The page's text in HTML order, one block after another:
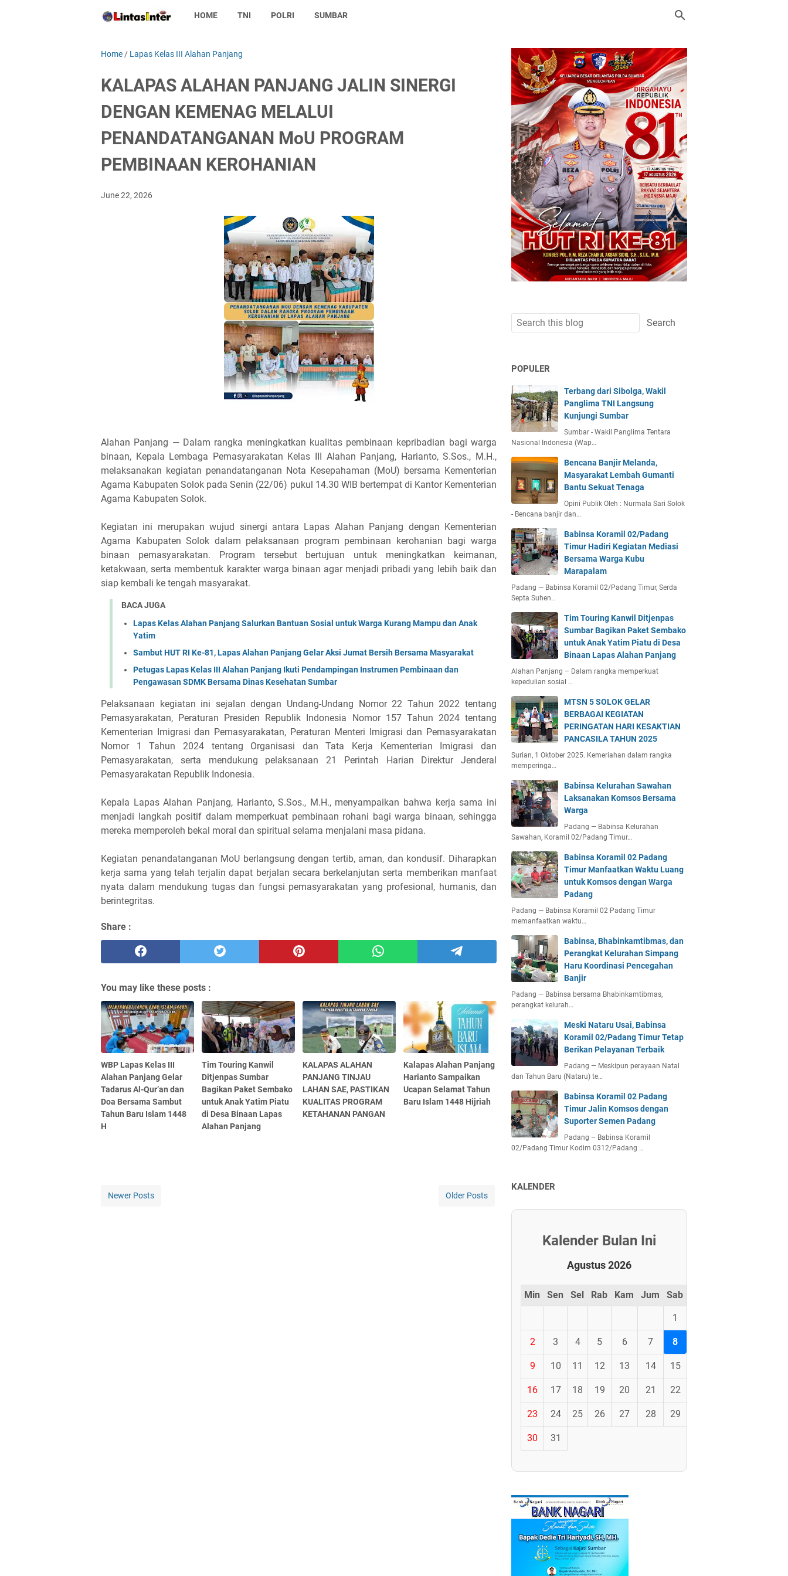
HOME TNI POLRI SUMBAR
Home / Lapas Kelas III Alahan Panjang
KALAPAS ALAHAN PANJANG JALIN SINERGI
DENGAN KEMENAG MELALUI
PENANDATANGANAN MoU PROGRAM
PEMBINAAN KEROHANIAN
June 22, 2026
Alahan Panjang — Dalam rangka meningkatkan kualitas pembinaan kepribadian bagi warga
binaan, Kepala Lembaga Pemasyarakatan Kelas III Alahan Panjang, Harianto, S.Sos., M.H.,
melaksanakan kegiatan penandatanganan Nota Kesepahaman (MoU) bersama Kementerian
Agama Kabupaten Solok pada Senin (22/06) pukul 14.30 WIB bertempat di Kantor Kementerian
Agama Kabupaten Solok.
Kegiatan ini merupakan wujud sinergi antara Lapas Alahan Panjang dengan Kementerian
Agama Kabupaten Solok dalam pelaksanaan program pembinaan kerohanian bagi warga
binaan pemasyarakatan. Program tersebut bertujuan untuk meningkatkan keimanan,
ketakwaan, serta membentuk karakter warga binaan agar menjadi pribadi yang lebih baik dan
siap kembali ke tengah masyarakat.
BACA JUGA
Lapas Kelas Alahan Panjang Salurkan Bantuan Sosial untuk Warga Kurang Mampu dan Anak
Yatim
Sambut HUT RI Ke-81, Lapas Alahan Panjang Gelar Aksi Jumat Bersih Bersama Masyarakat
Petugas Lapas Kelas III Alahan Panjang Ikuti Pendampingan Instrumen Pembinaan dan
Pengawasan SDMK Bersama Dinas Kesehatan Sumbar
Pelaksanaan kegiatan ini sejalan dengan Undang-Undang Nomor 22 Tahun 2022 tentang
Pemasyarakatan, Peraturan Presiden Republik Indonesia Nomor 157 Tahun 2024 tentang
Kementerian Imigrasi dan Pemasyarakatan, Peraturan Menteri Imigrasi dan Pemasyarakatan
Nomor 1 Tahun 2024 tentang Organisasi dan Tata Kerja Kementerian Imigrasi dan
Pemasyarakatan, serta mendukung pelaksanaan 21 Perintah Harian Direktur Jenderal
Pemasyarakatan Republik Indonesia.
Kepala Lapas Alahan Panjang, Harianto, S.Sos., M.H., menyampaikan bahwa kerja sama ini
menjadi langkah positif dalam memperkuat pembinaan rohani bagi warga binaan, sehingga
mereka memperoleh bekal moral dan spiritual selama menjalani masa pidana.
Kegiatan penandatanganan MoU berlangsung dengan tertib, aman, dan kondusif. Diharapkan
kerja sama yang telah terjalin dapat berjalan secara berkelanjutan serta memberikan manfaat
nyata dalam mendukung tugas dan fungsi pemasyarakatan yang profesional, humanis, dan
berintegritas.
Share :
You may like these posts :
WBP Lapas Kelas III
Alahan Panjang Gelar
Tadarus Al-Qur’an dan
Doa Bersama Sambut
Tahun Baru Islam 1448
H
Tim Touring Kanwil
Ditjenpas Sumbar
Bagikan Paket Sembako
untuk Anak Yatim Piatu
di Desa Binaan Lapas
Alahan Panjang
KALAPAS ALAHAN
PANJANG TINJAU
LAHAN SAE, PASTIKAN
KUALITAS PROGRAM
KETAHANAN PANGAN
Kalapas Alahan Panjang
Harianto Sampaikan
Ucapan Selamat Tahun
Baru Islam 1448 Hijriah
Newer Posts Older Posts
POPULER
Terbang dari Sibolga, Wakil
Panglima TNI Langsung
Kunjungi Sumbar
Sumbar - Wakil Panglima Tentara
Nasional Indonesia (Wap…
Bencana Banjir Melanda,
Masyarakat Lembah Gumanti
Bantu Sekuat Tenaga
Opini Publik Oleh : Nurmala Sari Solok
- Bencana banjir dan…
Babinsa Koramil 02/Padang
Timur Hadiri Kegiatan Mediasi
Bersama Warga Kubu
Marapalam
Padang — Babinsa Koramil 02/Padang Timur, Serda
Septa Suhen…
Tim Touring Kanwil Ditjenpas
Sumbar Bagikan Paket Sembako
untuk Anak Yatim Piatu di Desa
Binaan Lapas Alahan Panjang
Alahan Panjang – Dalam rangka memperkuat
kepedulian sosial …
MTSN 5 SOLOK GELAR
BERBAGAI KEGIATAN
PERINGATAN HARI KESAKTIAN
PANCASILA TAHUN 2025
Surian, 1 Oktober 2025. Kemeriahan dalam rangka
memperinga…
Babinsa Kelurahan Sawahan
Laksanakan Komsos Bersama
Warga
Padang — Babinsa Kelurahan
Sawahan, Koramil 02/Padang Timur…
Babinsa Koramil 02 Padang
Timur Manfaatkan Waktu Luang
untuk Komsos dengan Warga
Padang
Padang — Babinsa Koramil 02 Padang Timur
memanfaatkan waktu…
Babinsa, Bhabinkamtibmas, dan
Perangkat Kelurahan Simpang
Haru Koordinasi Pencegahan
Banjir
Padang — Babinsa bersama Bhabinkamtibmas,
perangkat kelurah…
Meski Nataru Usai, Babinsa
Koramil 02/Padang Timur Tetap
Berikan Pelayanan Terbaik
Padang — Meskipun perayaan Natal
dan Tahun Baru (Nataru) te…
Babinsa Koramil 02 Padang
Timur Jalin Komsos dengan
Suporter Semen Padang
Padang – Babinsa Koramil
02/Padang Timur Kodim 0312/Padang …
KALENDER
Kalender Bulan Ini
Agustus 2026
Min Sen Sel Rab Kam Jum Sab
1
2 3 4 5 6 7 8
9 10 11 12 13 14 15
16 17 18 19 20 21 22
23 24 25 26 27 28 29
30 31